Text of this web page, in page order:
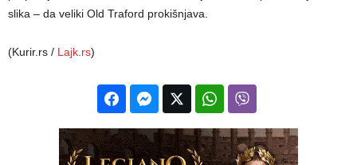
slika – da veliki Old Traford prokišnjava.
(Kurir.rs / Lajk.rs)